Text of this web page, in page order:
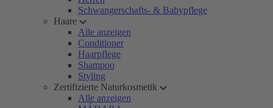
Schwangerschafts- & Babypflege
Haare
Alle anzeigen
Conditioner
Haarpflege
Shampoo
Styling
Zertifizierte Naturkosmetik
Alle anzeigen